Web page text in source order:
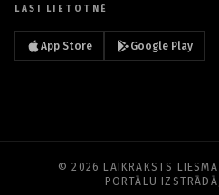
LASI LIETOTNĒ
App Store Google Play
© 2026 LAIKRAKSTS
PORTĀLU